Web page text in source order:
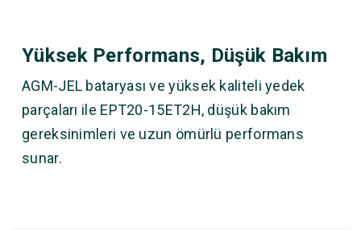
Yüksek Performans, Düşük Bakım
AGM-JEL bataryası ve yüksek kaliteli yedek
parçaları ile EPT20-15ET2H, düşük bakım
gereksinimleri ve uzun ömürlü performans
sunar.